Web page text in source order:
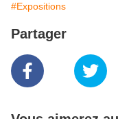
#Expositions
Partager